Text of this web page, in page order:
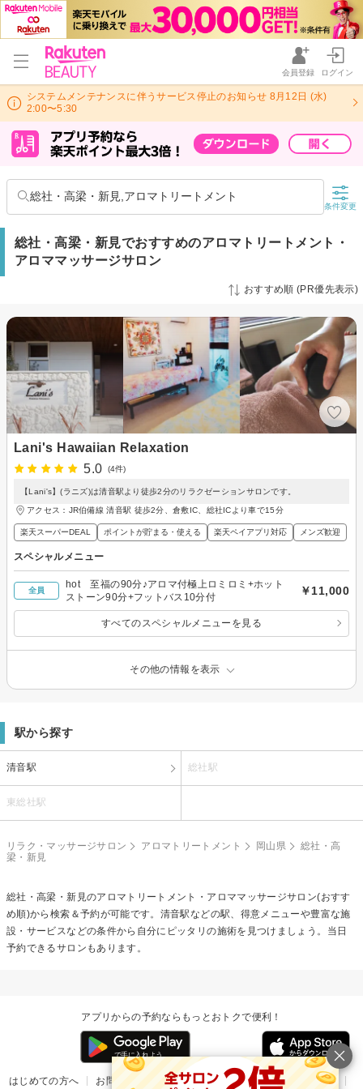
会員登録 ログイン
システムメンテナンスに伴うサービス停止のお知らせ 8月12日 (水)
2:00〜5:30
総社・高梁・新見,アロマトリートメント
条件変更
総社・高梁・新見でおすすめのアロマトリートメント・
アロママッサージサロン
おすすめ順 (PR優先表示)
Lani's Hawaiian Relaxation
5.0
(4件)
【Lani's】(ラニズ)は清音駅より徒歩2分のリラクゼーションサロンです。
アクセス：JR伯備線 清音駅 徒歩2分、倉敷IC、総社ICより車で15分
楽天スーパーDEAL ポイントが貯まる・使える 楽天ペイアプリ対応 メンズ歓迎
スペシャルメニュー
全員
hot 至福の90分♪アロマ付極上ロミロミ+ホット
ストーン90分+フットバス10分付
￥11,000
すべてのスペシャルメニューを見る
その他の情報を表示
駅から探す
清音駅 総社駅
東総社駅
リラク・マッサージサロン アロマトリートメント 岡山県
総社・高
梁・新見
総社・高梁・新見のアロマトリートメント・アロママッサージサロン(おすす
め順)から検索＆予約が可能です。清音駅などの駅、得意メニューや豊富な施
設・サービスなどの条件から自分にピッタリの施術を見つけましょう。当日
予約できるサロンもあります。
アプリからの予約ならもっとおトクで便利！
はじめての方へ お問い合わせ ヘルプ リリース情報 利用規約